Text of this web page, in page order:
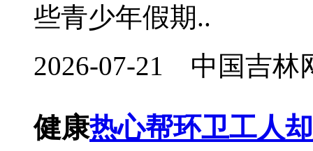
些青少年假期..
2026-07-21 中国吉
健康热心帮环卫工人